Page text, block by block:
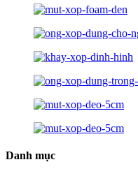
Danh mục